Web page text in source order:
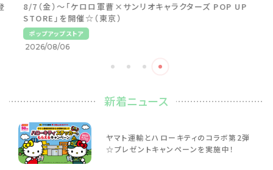
8/7（金）～「ケロロ軍曹×サンリオキャラクターズ POP UP
STORE」を開催☆（東京）
ポップアップストア
2026/08/06
新着ニュース
ヤマト運輸とハローキティのコラボ第2弾
☆プレゼントキャンペーンを実施中！